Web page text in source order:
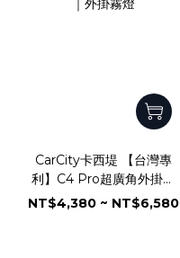
CarCity卡西堤 【台灣專
利】C4 Pro超廣角外掛式
魚眼霧燈｜兩年保固｜
NT$4,380 ~ NT$6,580